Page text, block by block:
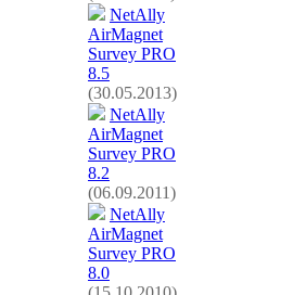
NetAlly
AirMagnet
Survey PRO
8.5
(30.05.2013)
NetAlly
AirMagnet
Survey PRO
8.2
(06.09.2011)
NetAlly
AirMagnet
Survey PRO
8.0